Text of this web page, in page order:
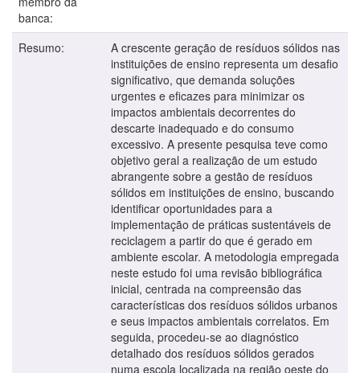
banca:
Resumo:
A crescente geração de resíduos sólidos nas
instituições de ensino representa um desafio
significativo, que demanda soluções
urgentes e eficazes para minimizar os
impactos ambientais decorrentes do
descarte inadequado e do consumo
excessivo. A presente pesquisa teve como
objetivo geral a realização de um estudo
abrangente sobre a gestão de resíduos
sólidos em instituições de ensino, buscando
identificar oportunidades para a
implementação de práticas sustentáveis de
reciclagem a partir do que é gerado em
ambiente escolar. A metodologia empregada
neste estudo foi uma revisão bibliográfica
inicial, centrada na compreensão das
características dos resíduos sólidos urbanos
e seus impactos ambientais correlatos. Em
seguida, procedeu-se ao diagnóstico
detalhado dos resíduos sólidos gerados
numa escola localizada na região oeste do